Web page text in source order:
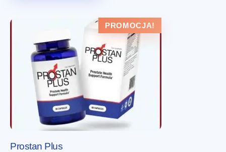
PROMOCJA!
Prostan Plus